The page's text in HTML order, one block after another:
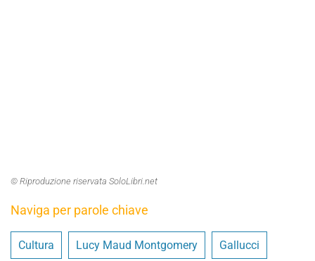
© Riproduzione riservata SoloLibri.net
Naviga per parole chiave
Cultura Lucy Maud Montgomery Gallucci